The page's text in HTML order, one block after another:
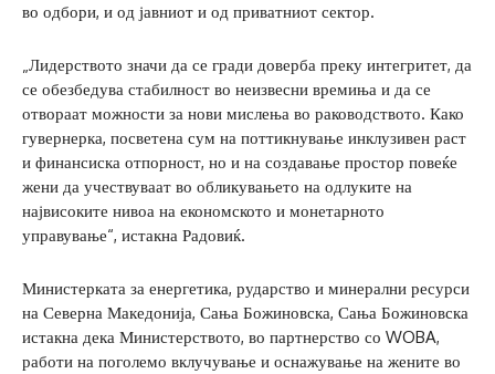
во одбори, и од јавниот и од приватниот сектор.
„Лидерството значи да се гради доверба преку интегритет, да
се обезбедува стабилност во неизвесни времиња и да се
отвораат можности за нови мислења во раководството. Како
гувернерка, посветена сум на поттикнување инклузивен раст
и финансиска отпорност, но и на создавање простор повеќе
жени да учествуваат во обликувањето на одлуките на
највисоките нивоа на економското и монетарното
управување“, истакна Радовиќ.
Министерката за енергетика, рударство и минерални ресурси
на Северна Македонија, Сања Божиновска, Сања Божиновска
истакна дека Министерството, во партнерство со WOBA,
работи на поголемо вклучување и оснажување на жените во